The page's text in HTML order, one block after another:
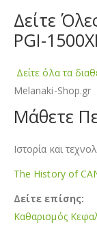
Δείτε
PGI-
Δείτε όλα τα
Melanaki-Shop.gr
Μάθετε
Ιστορία και
The History of
Δείτε επίσης:
Καθαρισμός